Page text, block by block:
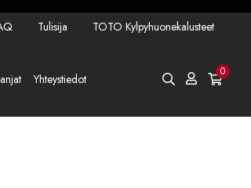
Tulisija TOTO Kylpyhuonekalusteet
Yhteystiedot 0